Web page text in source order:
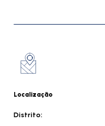
Localização
Distrito: